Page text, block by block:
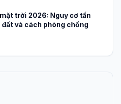
trời 2026: Nguy cơ tấn
đất và cách phòng chống